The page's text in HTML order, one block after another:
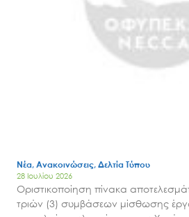
Άξονες
Μ.Δ.Π.Π.
Νέα, Ανακοινώσεις, Δελτία Τύπου
28 Ιουλίου 2026
Οριστικοποίηση πίνακα
τριών (3) συμβάσεων μίσθωσης